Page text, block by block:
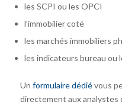
les SCPI ou les OPCI
l’immobilier coté
les marchés immobiliers
les indicateurs bureau ou
Un formulaire dédiévous
directement aux analystes